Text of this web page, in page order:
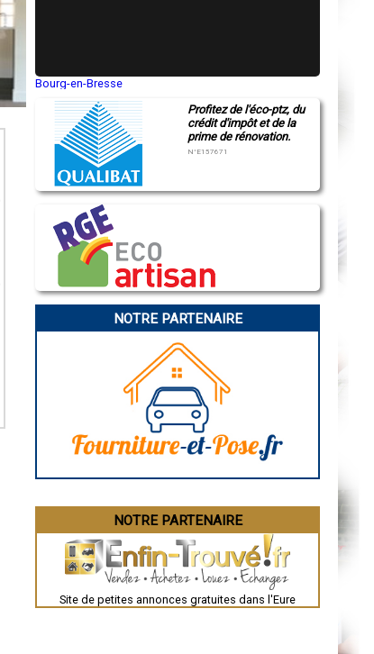
Bourg-en-Bresse
Montluçon
Manosque
Gap
Charleville-Mézières
Pamiers
Narbonne
Rodez
Marseille
Caen
Angoulême
La Rochelle
Brive-la-Gaillarde
Chartres
Toulouse
Châteauroux
Grenoble
Mont-de-Marsan
Blois
Profitez de l'éco-ptz, du
crédit d'impôt et de la
prime de rénovation.
N°E157671
NOTRE PARTENAIRE
NOTRE PARTENAIRE
Site de petites annonces gratuites dans l'Eure